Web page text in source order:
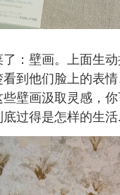
：壁画。上面生
到他们脸上的表
壁画汲取灵感，
底过得是怎样的生